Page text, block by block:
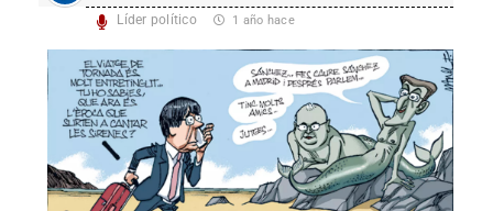
Líder político 1 año hace